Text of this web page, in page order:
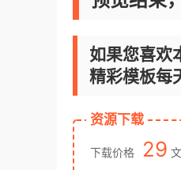
如果您喜欢
精彩模板每
资源下载
下载价格 29